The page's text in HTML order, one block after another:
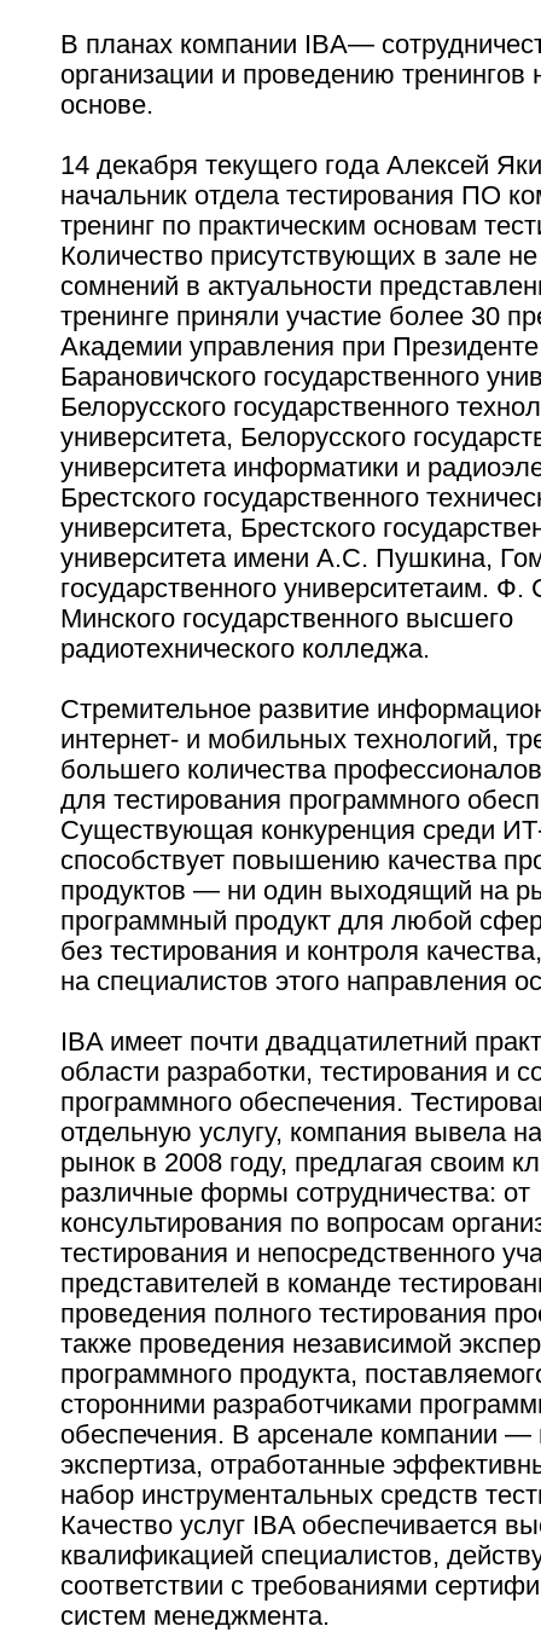
В планах компании IBA—
организации и проведению тренингов
основе.
14 декабря текущего года Алексей
начальник отдела тестирования ПО
тренинг по практическим основам
Количество присутствующих в зале
сомнений в актуальности
тренинге приняли участие более 30
Академии управления при
Барановичского государственного
Белорусского государственного
университета, Белорусского
университета информатики и
Брестского государственного
университета, Брестского
университета имени А.С. Пушкина,
государственного университетаим. Ф.
Минского государственного высшего
радиотехнического колледжа.
Стремительное развитие
интернет- и мобильных технологий,
большего количества
для тестирования программного
Существующая конкуренция среди
способствует повышению качества
продуктов — ни один выходящий на
программный продукт для любой
без тестирования и контроля
на специалистов этого направления
IBA имеет почти двадцатилетний
области разработки, тестирования и
программного обеспечения.
отдельную услугу, компания вывела
рынок в 2008 году, предлагая своим
различные формы сотрудничества: от
консультирования по вопросам
тестирования и непосредственного
представителей в команде
проведения полного тестирования
также проведения независимой
программного продукта,
сторонними разработчиками
обеспечения. В арсенале компании —
экспертиза, отработанные
набор инструментальных средств
Качество услуг IBA обеспечивается
квалификацией специалистов,
соответствии с требованиями
систем менеджмента.